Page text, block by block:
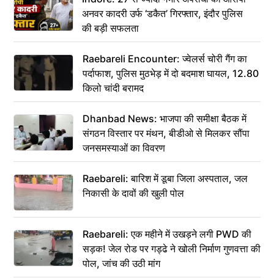
अनवर कादरी उर्फ ‘डकैत’ गिरफ्तार, इंदौर पुलिस
की बड़ी सफलता
Raebareli Encounter: ज्वेलर्स चोरी गैंग का
पर्दाफाश, पुलिस मुठभेड़ में दो बदमाश घायल, 12.80
किलो चांदी बरामद
Dhanbad News: भाजपा की समीक्षा बैठक में
संगठन विस्तार पर मंथन, बीडीओ से मिलकर सौंपा
जनसमस्याओं का विवरण
Raebareli: बारिश में डूबा जिला अस्पताल, जल
निकासी के दावों की खुली पोल
Raebareli: एक महीने में उखड़ने लगी PWD की
सड़क! जेल रोड पर गड्ढे ने खोली निर्माण गुणवत्ता की
पोल, जांच की उठी मांग